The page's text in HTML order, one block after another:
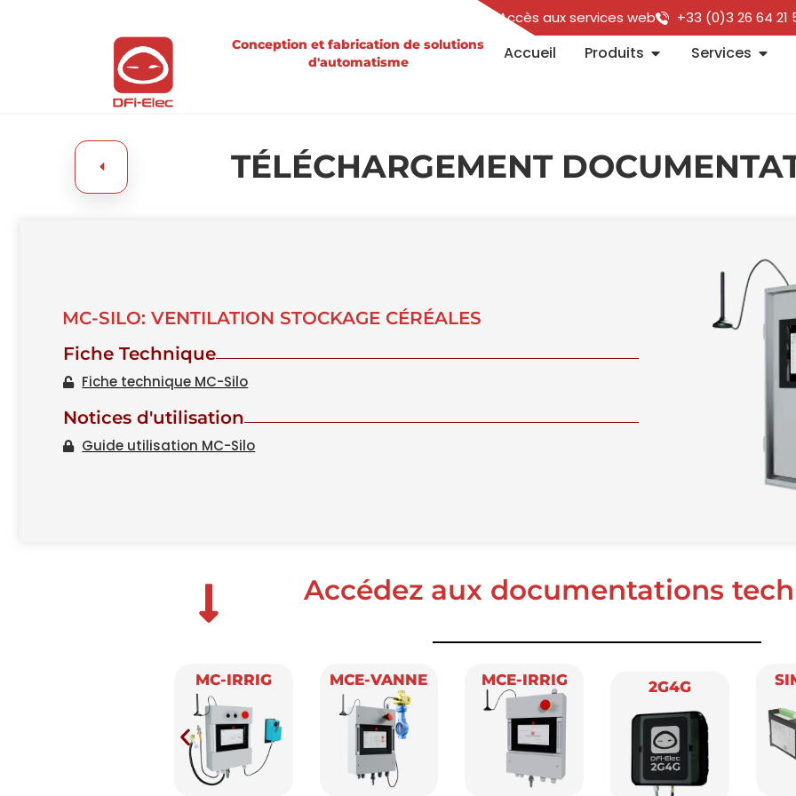
Accès aux services web +33 (0)3 26 64 21
Conception et fabrication de solutions
d'automatisme
Accueil Produits Services
TÉLÉCHARGEMENT
MC-SILO: VENTILATION STOCKAGE CÉRÉALES
Fiche Technique
Fiche technique MC-Silo
Notices d'utilisation
Guide utilisation MC-Silo
Accédez aux documentations
MC-IRRIG MCE-VANNE MCE-IRRIG SIM32-IOT